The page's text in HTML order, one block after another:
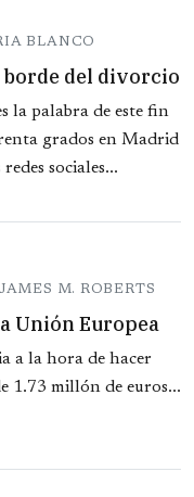
BLANCO
borde del divorcio
la palabra de este fin
grados en Madrid
sociales...
M. ROBERTS
Unión Europea
a la hora de hacer
1.73 millón de euros...